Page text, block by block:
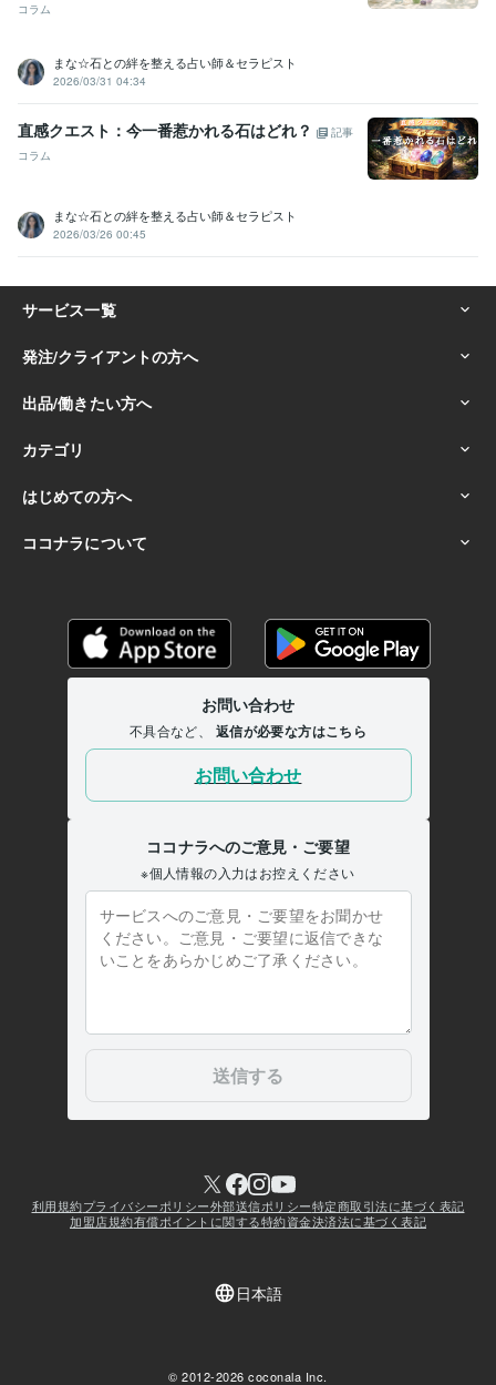
コラム
まな☆石との絆を整える占い師＆セラピスト
2026/03/31 04:34
直感クエスト：今一番惹かれる石はどれ？
記事
コラム
まな☆石との絆を整える占い師＆セラピスト
2026/03/26 00:45